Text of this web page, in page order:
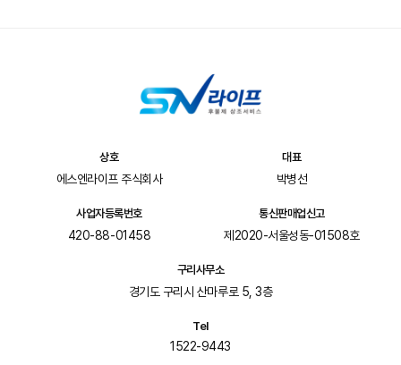
상호
에스엔라이프 주식회사
대표
박병선
사업자등록번호
420-88-01458
통신판매업신고
제2020-서울성동-01508호
구리사무소
경기도 구리시 산마루로 5, 3층
Tel
1522-9443